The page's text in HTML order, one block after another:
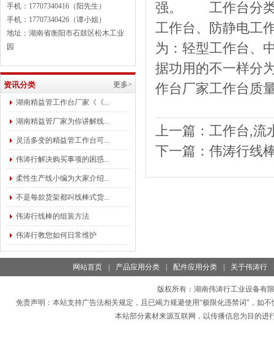
手机：17707340416（阳先生）
手机：17707340426（谭小姐）
地址：湖南省衡阳市石鼓区松木工业
园
资讯分类 更多>
湖南精益管工作台厂家《《...
湖南精益管厂家为你讲解线...
灵活多变的精益管工作台可...
伟涛行解决购买事项的困惑...
柔性生产线小编为大家介绍...
不是每款货架都叫线棒式货...
伟涛行线棒的组装方法
伟涛行教您如何日常维护
强。 工作台分类
工作台、防静电工
为：轻型工作台、
据功用的不一样分
作台厂家工作台质
上一篇：工作台,流
下一篇：伟涛行线
网站首页 产品应用分类 配件应用分类 关于伟涛行
版权所有： 湖南伟涛行工业设备有
免责声明：本站支持广告法相关规定，且已竭力规避使用“极限化违禁词"，如
本站部分素材来源互联网，以传播信息为目的